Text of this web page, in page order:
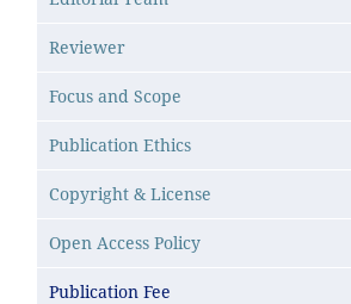
Reviewer
Focus and Scope
Publication Ethics
Copyright & License
Open Access Policy
Publication Fee